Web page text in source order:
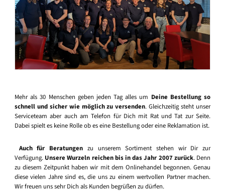
Mehr als 30 Menschen geben jeden Tag alles um Deine Bestellung so
schnell und sicher wie möglich zu versenden. Gleichzeitig steht unser
Serviceteam aber auch am Telefon für Dich mit Rat und Tat zur Seite.
Dabei spielt es keine Rolle ob es eine Bestellung oder eine Reklamation ist.
Auch für Beratungen zu unserem Sortiment stehen wir Dir zur
Verfügung. Unsere Wurzeln reichen bis in das Jahr 2007 zurück. Denn
zu diesem Zeitpunkt haben wir mit dem Onlinehandel begonnen. Genau
diese vielen Jahre sind es, die uns zu einem wertvollen Partner machen.
Wir freuen uns sehr Dich als Kunden begrüßen zu dürfen.